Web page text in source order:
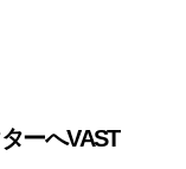
ーへVAST